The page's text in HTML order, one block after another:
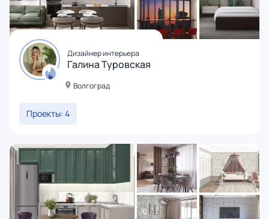
Дизайнер интерьера
Галина Туровская
Волгоград
Проекты: 4